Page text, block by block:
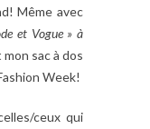
Même avec
et Vogue » à
sac à dos
Week!
ceux qui